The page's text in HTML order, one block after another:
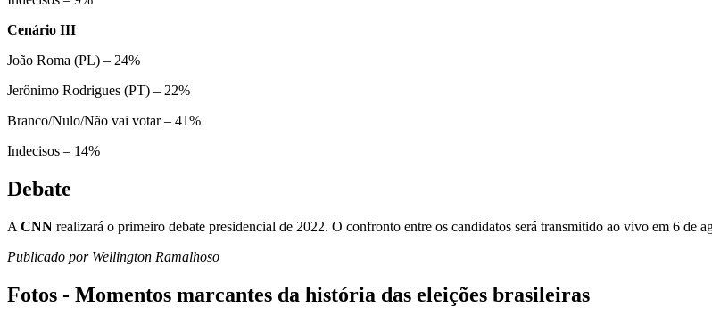
Cenário III
João Roma (PL) – 24%
Jerônimo Rodrigues (PT) – 22%
Branco/Nulo/Não vai votar – 41%
Indecisos – 14%
Debate
A CNN realizará o primeiro debate presidencial de 2022. O confronto entre os candidatos será transmitido ao vivo em 6 de
Publicado por Wellington Ramalhoso
Fotos - Momentos marcantes da história das eleições brasileiras